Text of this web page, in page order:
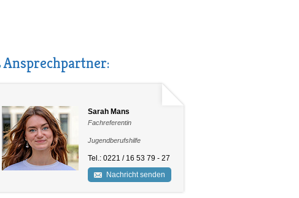
Ansprechpartner:
Sarah Mans
Fachreferentin
Jugendberufshilfe
Tel.: 0221 / 16 53 79 - 27
Nachricht senden